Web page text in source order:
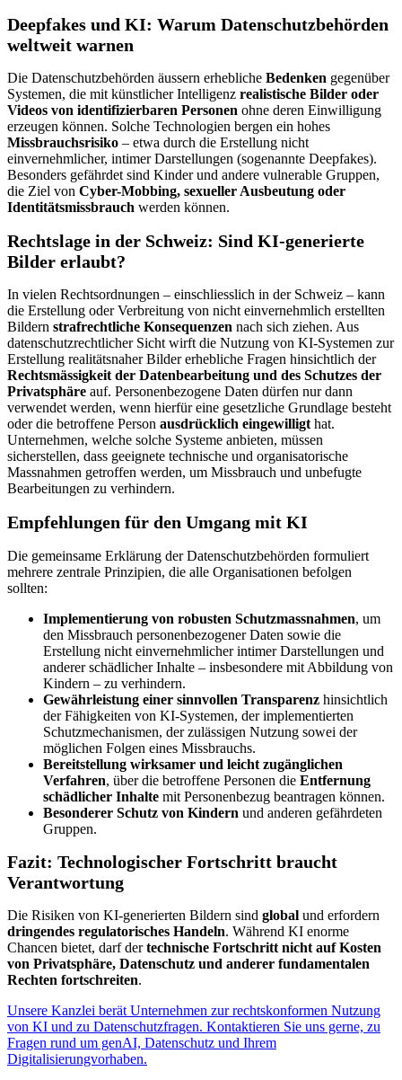
Deepfakes und KI: Warum Datenschutzbehörden
weltweit warnen
Die Datenschutzbehörden äussern erhebliche Bedenken gegenüber
Systemen, die mit künstlicher Intelligenz realistische Bilder oder
Videos von identifizierbaren Personen ohne deren Einwilligung
erzeugen können. Solche Technologien bergen ein hohes
Missbrauchsrisiko – etwa durch die Erstellung nicht
einvernehmlicher, intimer Darstellungen (sogenannte Deepfakes).
Besonders gefährdet sind Kinder und andere vulnerable Gruppen,
die Ziel von Cyber-Mobbing, sexueller Ausbeutung oder
Identitätsmissbrauch werden können.
Rechtslage in der Schweiz: Sind KI-generierte
Bilder erlaubt?
In vielen Rechtsordnungen – einschliesslich in der Schweiz – kann
die Erstellung oder Verbreitung von nicht einvernehmlich erstellten
Bildern strafrechtliche Konsequenzen nach sich ziehen. Aus
datenschutzrechtlicher Sicht wirft die Nutzung von KI-Systemen zur
Erstellung realitätsnaher Bilder erhebliche Fragen hinsichtlich der
Rechtsmässigkeit der Datenbearbeitung und des Schutzes der
Privatsphäre auf. Personenbezogene Daten dürfen nur dann
verwendet werden, wenn hierfür eine gesetzliche Grundlage besteht
oder die betroffene Person ausdrücklich eingewilligthat.
Unternehmen, welche solche Systeme anbieten, müssen
sicherstellen, dass geeignete technische und organisatorische
Massnahmen getroffen werden, um Missbrauch und unbefugte
Bearbeitungen zu verhindern.
Empfehlungen für den Umgang mit KI
Die gemeinsame Erklärung der Datenschutzbehörden formuliert
mehrere zentrale Prinzipien, die alle Organisationen befolgen
sollten:
Implementierung von robusten Schutzmassnahmen, um
den Missbrauch personenbezogener Daten sowie die
Erstellung nicht einvernehmlicher intimer Darstellungen und
anderer schädlicher Inhalte – insbesondere mit Abbildung von
Kindern – zu verhindern.
Gewährleistung einer sinnvollen Transparenz hinsichtlich
der Fähigkeiten von KI-Systemen, der implementierten
Schutzmechanismen, der zulässigen Nutzung sowei der
möglichen Folgen eines Missbrauchs.
Bereitstellung wirksamer und leicht zugänglichen
Verfahren, über die betroffene Personen die Entfernung
schädlicher Inhalte mit Personenbezug beantragen können.
Besonderer Schutz von Kindern und anderen gefährdeten
Gruppen.
Fazit: Technologischer Fortschritt braucht
Verantwortung
Die Risiken von KI-generierten Bildern sind global und erfordern
dringendes regulatorisches Handeln. Während KI enorme
Chancen bietet, darf dertechnische Fortschritt nicht auf Kosten
von Privatsphäre, Datenschutz und anderer fundamentalen
Rechten fortschreiten.
Unsere Kanzlei berät Unternehmen zur rechtskonformen Nutzung
von KI und zu Datenschutzfragen. Kontaktieren Sie uns gerne, zu
Fragen rund um genAI, Datenschutz und Ihrem
Digitalisierungvorhaben.